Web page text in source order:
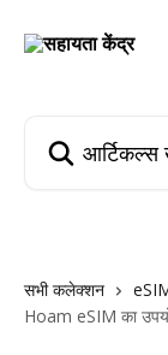
सभी कलेक्शन
Hoam eSIM का